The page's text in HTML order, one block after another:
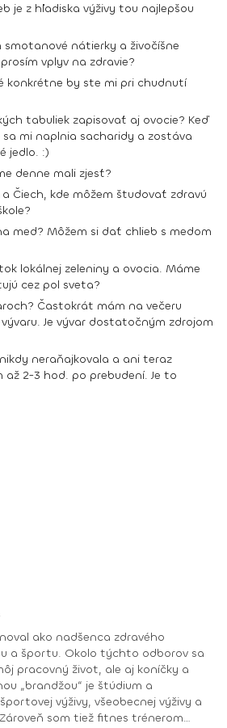
je z hľadiska výživy tou najlepšou
smotanové nátierky a živočíšne
vplyv na zdravie?
konkrétne by ste mi pri chudnutí
tabuliek zapisovať aj ovocie? Keď
mi naplnia sacharidy a zostáva
jedlo. :)
denne mali zjesť?
a Čiech, kde môžem študovať zdravú
med? Môžem si dať chlieb s medom
lokálnej zeleniny a ovocia. Máme
cez pol sveta?
Častokrát mám na večeru
Je vývar dostatočným zdrojom
neraňajkovala a ani teraz
až 2-3 hod. po prebudení. Je to
ako nadšenca zdravého
a športu. Okolo týchto odborov sa
pracovný život, ale aj koníčky a
výživy, všeobecnej výživy a
som tiež fitnes trénerom